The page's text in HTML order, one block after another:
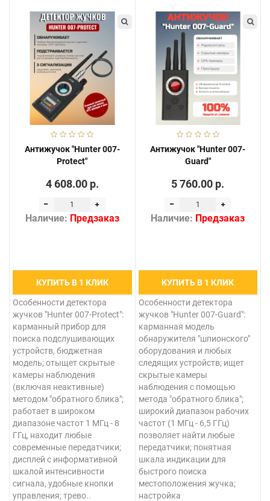
Антижучок "Hunter 007-
Protect"
4 608.00 р.
Наличие: Предзаказ
КУПИТЬ В 1 КЛИК
Особенности детектора
жучков "Hunter 007-Protect":
карманный прибор для
поиска подслушивающих
устройств, бюджетная
модель; отыщет скрытые
камеры наблюдения
(включая неактивные)
методом "обратного блика";
работает в широком
диапазоне частот 1 МГц - 8
ГГц, находит любые
современные передатчики;
дисплей с информативной
шкалой интенсивности
сигнала, удобные кнопки
управления; трево..
Антижучок "Hunter 007-
Guard"
5 760.00 р.
Наличие: Предзаказ
КУПИТЬ В 1 КЛИК
Особенности детектора
жучков "Hunter 007-Guard":
карманная модель
обнаружителя "шпионского"
оборудования и любых
следящих устройств; ищет
скрытые камеры
наблюдения с помощью
метода "обратного блика";
широкий диапазон рабочих
частот (1 МГц - 6,5 ГГц)
позволяет найти любые
передатчики; понятная
шкала индикации для
быстрого поиска
местоположения жучка;
настройка